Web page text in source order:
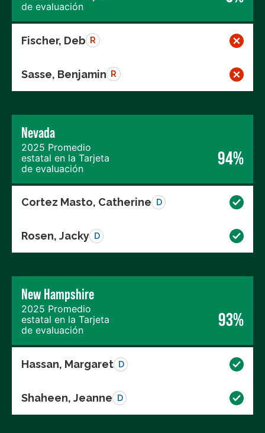
de evaluación
Fischer, Deb R
Sasse, Benjamin R
Nevada
2025 Promedio
estatal en la Tarjeta
de evaluación
94%
Cortez Masto, Catherine D
Rosen, Jacky D
New Hampshire
2025 Promedio
estatal en la Tarjeta
de evaluación
93%
Hassan, Margaret D
Shaheen, Jeanne D